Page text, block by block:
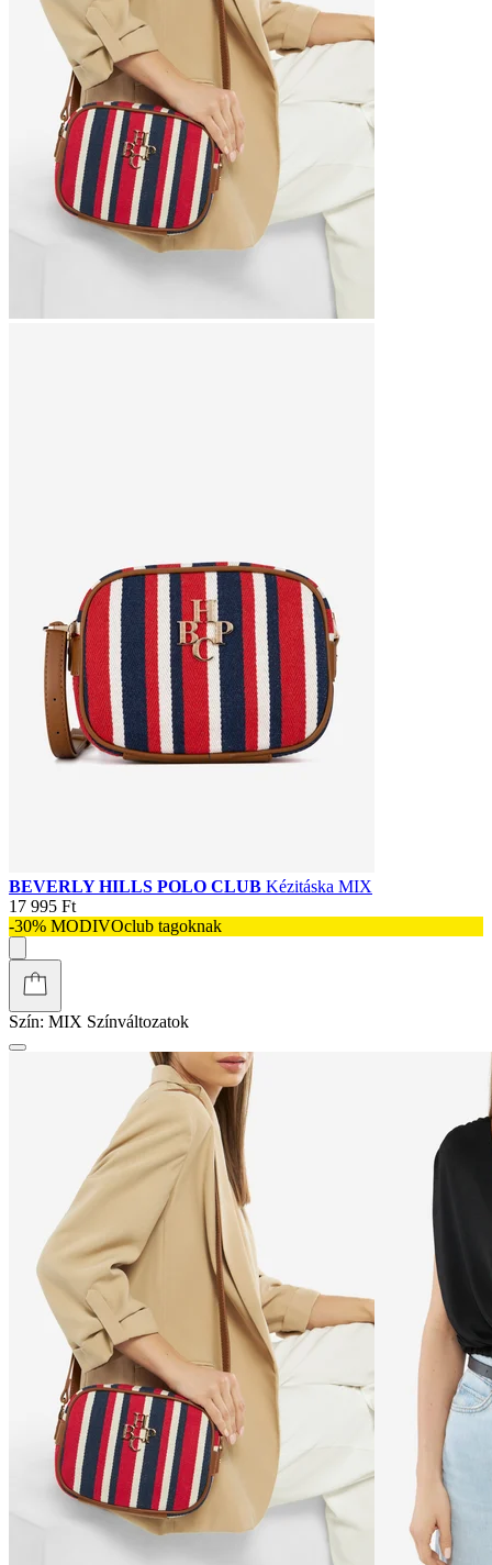
BEVERLY HILLS POLO CLUB Kézitáska MIX
17 995 Ft
-30% MODIVOclub tagoknak
Szín: MIX Színváltozatok